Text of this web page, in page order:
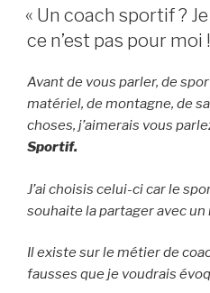
LE
« Un coach sportif ?
ce n’est pas pour moi
Avant de vous parler, de
matériel, de montagne, de
choses, j’aimerais vous
Sportif.
J’ai choisis celui-ci car le
souhaite la partager avec
Il existe sur le métier de
fausses que je voudrais